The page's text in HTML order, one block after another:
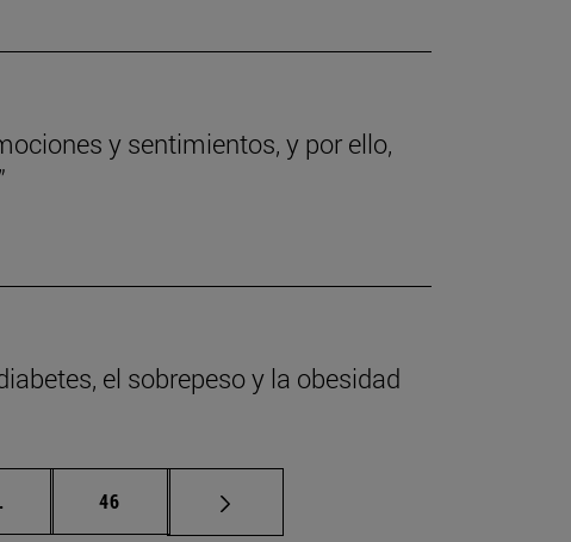
y sentimientos, y por ello,
el sobrepeso y la obesidad
Páginas intermedias Use TAB para desplazarse.
Página
46